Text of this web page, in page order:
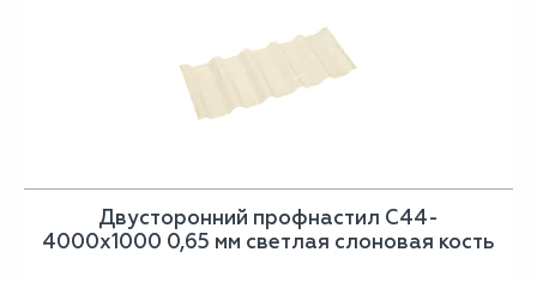
Двусторонний профнастил С44-
4000х1000 0,65 мм светлая слоновая кость